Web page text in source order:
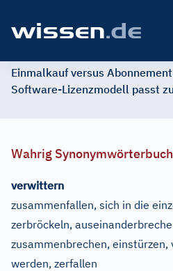
Einmalkauf versus
Software-Lizenzmodell passt
Wahrig Synonymwörterbuch
verwittern
zusammenfallen, sich in die
zerbröckeln,
zusammenbrechen,
werden, zerfallen